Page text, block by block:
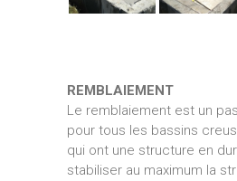
REMBLAIEMENT
Le remblaiement est un
pour tous les bassins
qui ont une structure en
stabiliser au maximum la